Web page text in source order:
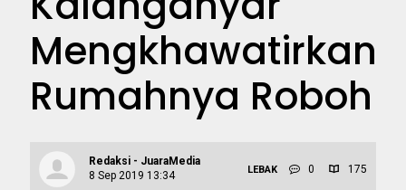
Mengkhawatirkan
Rumahnya Roboh
Redaksi - JuaraMedia
8 Sep 2019 13:34
LEBAK 0 175